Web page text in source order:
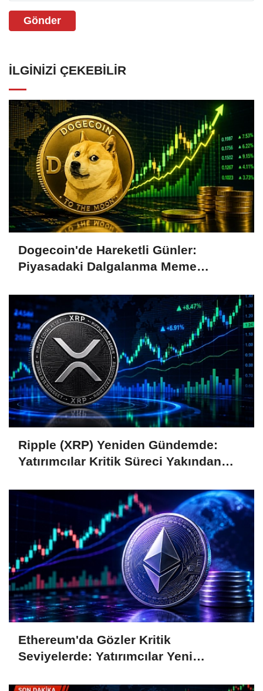
Gönder
İLGINIZI ÇEKEBILIR
Dogecoin'de Hareketli Günler:
Piyasadaki Dalgalanma Meme
Ripple (XRP) Yeniden Gündemde:
Yatırımcılar Kritik Süreci Yakından
Ethereum'da Gözler Kritik
Seviyelerde: Yatırımcılar Yeni